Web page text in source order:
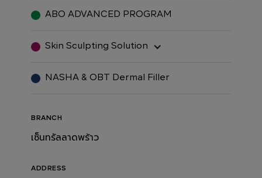
ABO ADVANCED PROGRAM
Skin Sculpting Solution
NASHA & OBT Dermal Filler
BRANCH
เซ็นทรัลลาดพร้าว
ADDRESS